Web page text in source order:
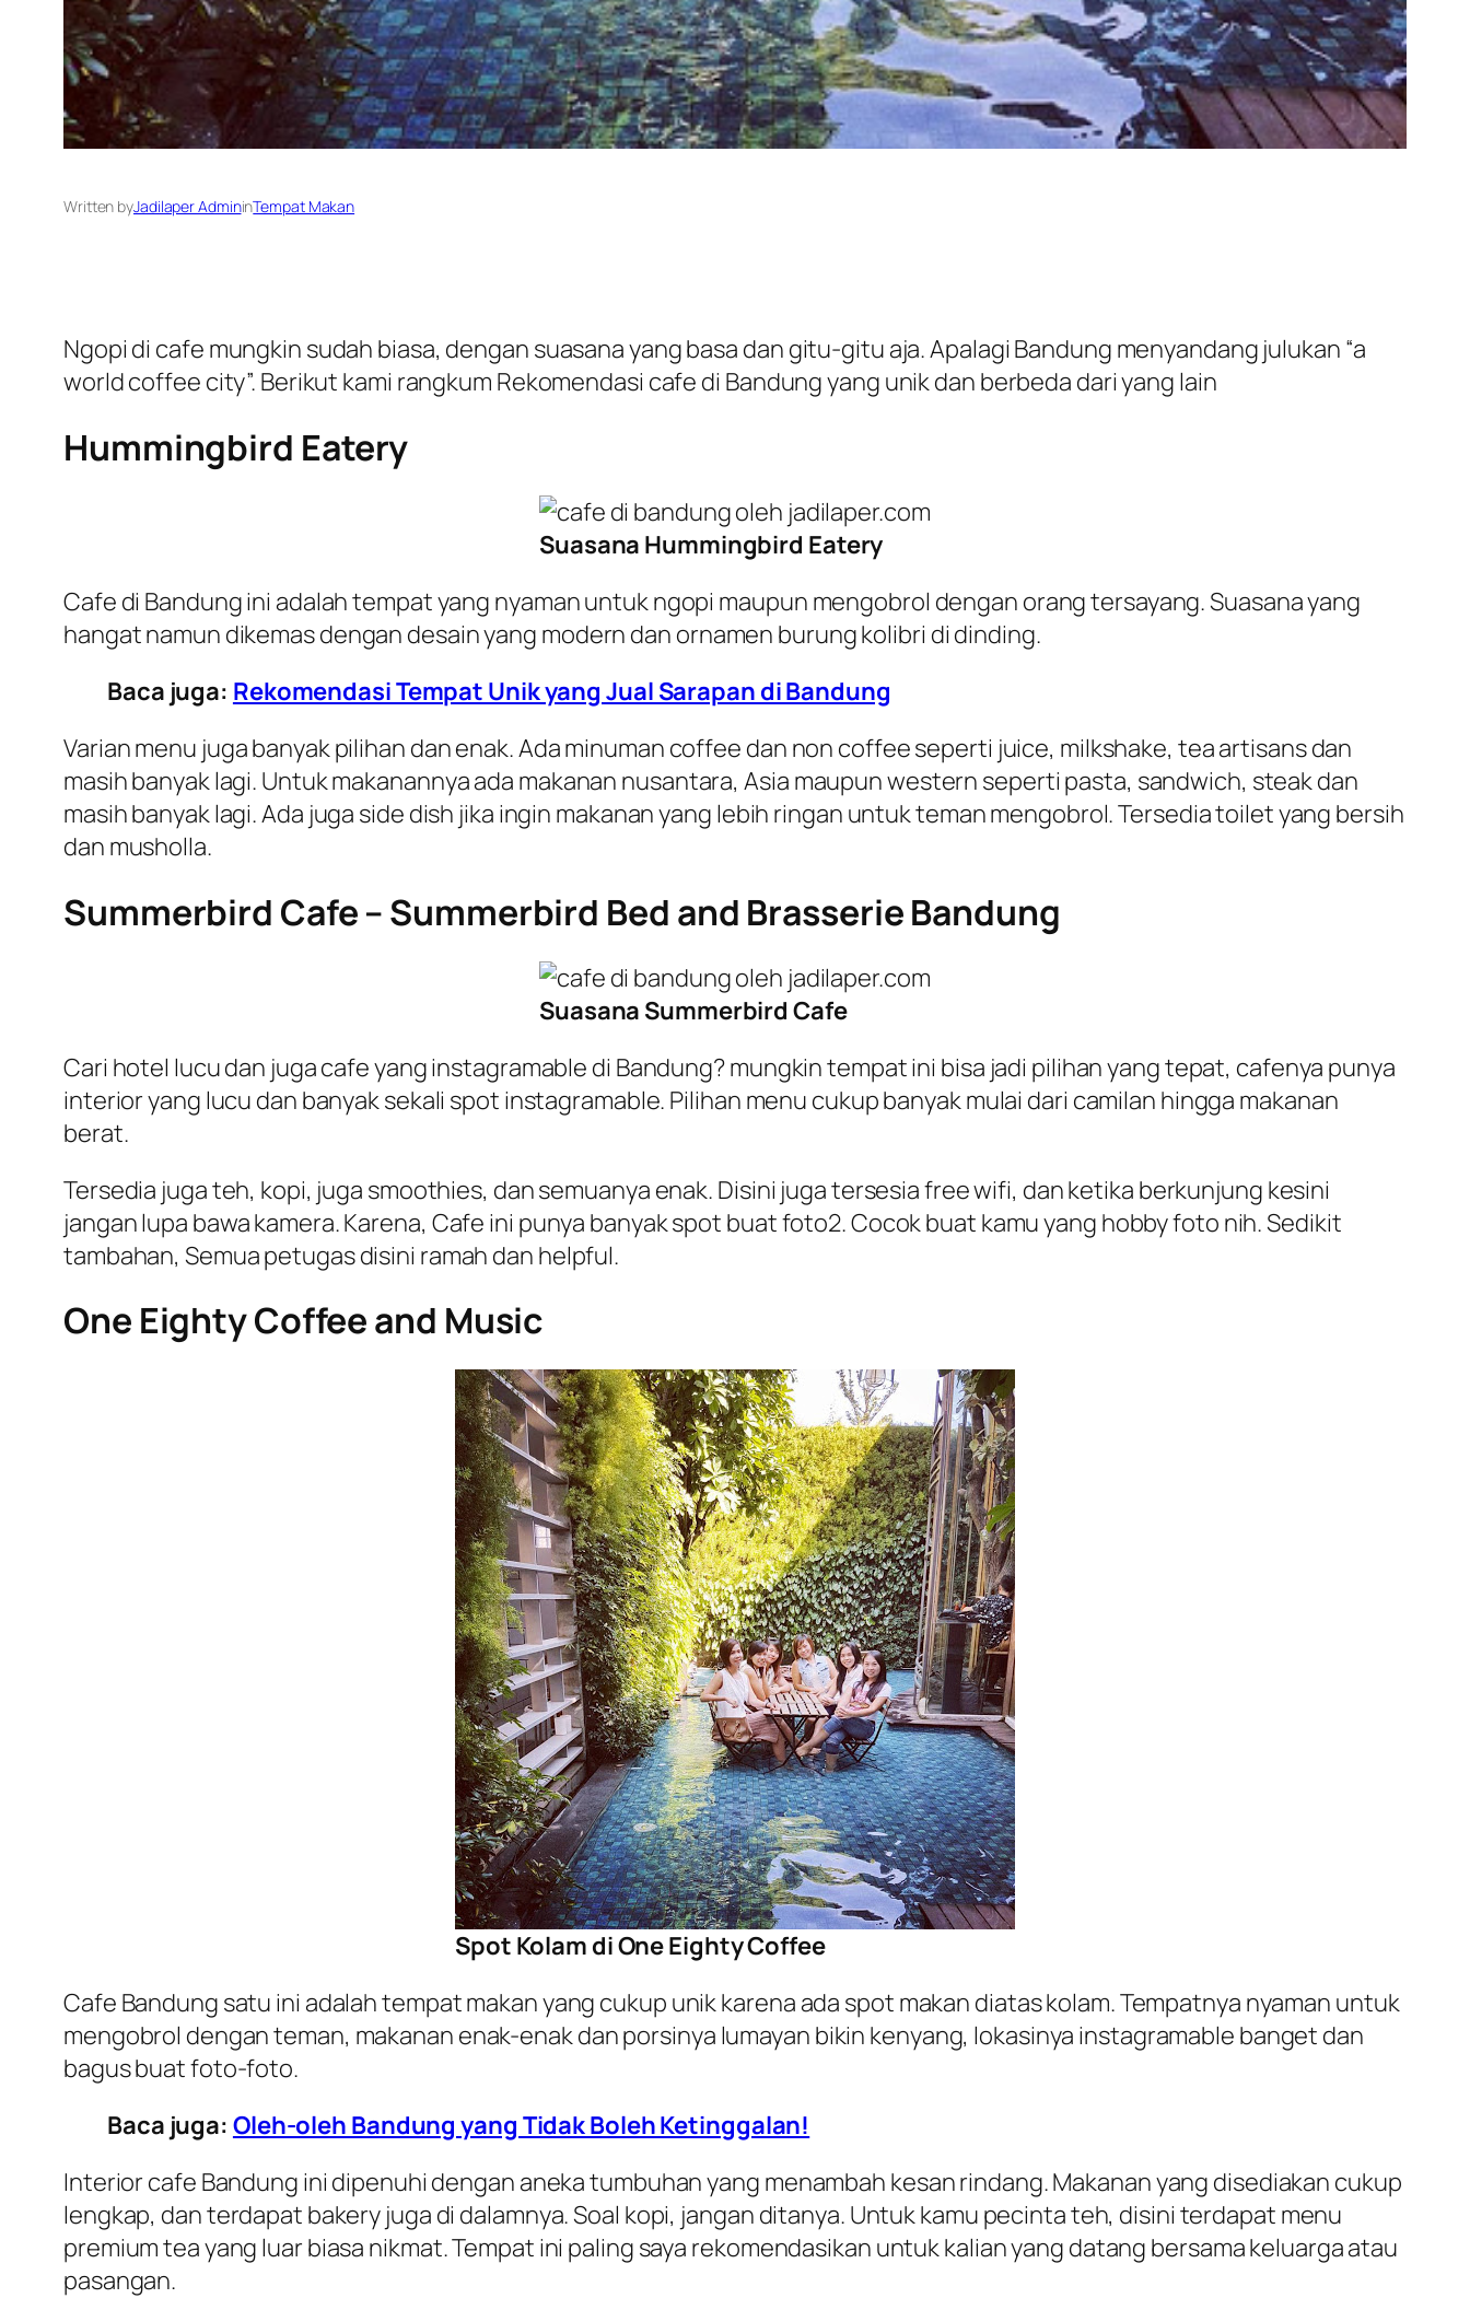
Written byJadilaper AdmininTempat Makan
Ngopi di cafe mungkin sudah biasa, dengan suasana yang basa dan gitu-gitu aja. Apalagi Bandung menyandang julukan “a
world coffee city”. Berikut kami rangkum Rekomendasi cafe di Bandung yang unik dan berbeda dari yang lain
Hummingbird Eatery
Suasana Hummingbird Eatery
Cafe di Bandung ini adalah tempat yang nyaman untuk ngopi maupun mengobrol dengan orang tersayang. Suasana yang
hangat namun dikemas dengan desain yang modern dan ornamen burung kolibri di dinding.
Baca juga: Rekomendasi Tempat Unik yang Jual Sarapan di Bandung
Varian menu juga banyak pilihan dan enak. Ada minuman coffee dan non coffee seperti juice, milkshake, tea artisans dan
masih banyak lagi. Untuk makanannya ada makanan nusantara, Asia maupun western seperti pasta, sandwich, steak dan
masih banyak lagi. Ada juga side dish jika ingin makanan yang lebih ringan untuk teman mengobrol. Tersedia toilet yang bersih
dan musholla.
Summerbird Cafe – Summerbird Bed and Brasserie Bandung
Suasana Summerbird Cafe
Cari hotel lucu dan juga cafe yang instagramable di Bandung? mungkin tempat ini bisa jadi pilihan yang tepat, cafenya punya
interior yang lucu dan banyak sekali spot instagramable. Pilihan menu cukup banyak mulai dari camilan hingga makanan
berat.
Tersedia juga teh, kopi, juga smoothies, dan semuanya enak. Disini juga tersesia free wifi, dan ketika berkunjung kesini
jangan lupa bawa kamera. Karena, Cafe ini punya banyak spot buat foto2. Cocok buat kamu yang hobby foto nih. Sedikit
tambahan, Semua petugas disini ramah dan helpful.
One Eighty Coffee and Music
Spot Kolam di One Eighty Coffee
Cafe Bandung satu ini adalah tempat makan yang cukup unik karena ada spot makan diatas kolam. Tempatnya nyaman untuk
mengobrol dengan teman, makanan enak-enak dan porsinya lumayan bikin kenyang, lokasinya instagramable banget dan
bagus buat foto-foto.
Baca juga: Oleh-oleh Bandung yang Tidak Boleh Ketinggalan!
Interior cafe Bandung ini dipenuhi dengan aneka tumbuhan yang menambah kesan rindang. Makanan yang disediakan cukup
lengkap, dan terdapat bakery juga di dalamnya. Soal kopi, jangan ditanya. Untuk kamu pecinta teh, disini terdapat menu
premium tea yang luar biasa nikmat. Tempat ini paling saya rekomendasikan untuk kalian yang datang bersama keluarga atau
pasangan.